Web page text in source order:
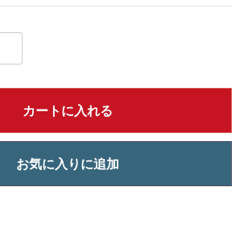
カートに入れる
お気に入りに追加